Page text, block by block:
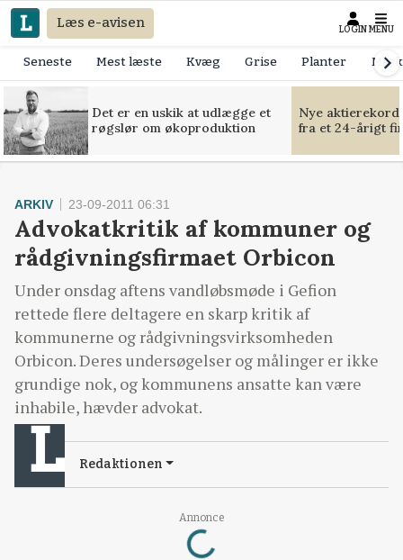
Læs e-avisen LOGIN MENU
Seneste Mest læste Kvæg Grise Planter
Det er en uskik at udlægge et
røgslør om økoproduktion
Nye
fra et 24-årigt
Annonce
Loading...
ARKIV 23-09-2011 06:31
Advokatkritik af kommuner og
rådgivningsfirmaet Orbicon
Under onsdag aftens vandløbsmøde i Gefion
rettede flere deltagere en skarp kritik af
kommunerne og rådgivningsvirksomheden
Orbicon. Deres undersøgelser og målinger er ikke
grundige nok, og kommunens ansatte kan være
inhabile, hævder advokat.
Redaktionen